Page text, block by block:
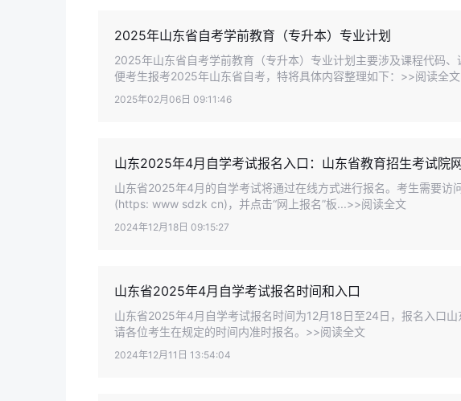
2025年山东省自考学前教育（专升本）专业计划
2025年山东省自考学前教育（专升本）专业计划主要涉及课程代码
便考生报考2025年山东省自考，特将具体内容整理如下：>>阅读全文
2025年02月06日 09:11:46
山东2025年4月自学考试报名入口：山东省教育招生考试院
山东省2025年4月的自学考试将通过在线方式进行报名。考生需要访
(https: www sdzk cn)，并点击“网上报名”板...>>阅读全文
2024年12月18日 09:15:27
山东省2025年4月自学考试报名时间和入口
山东省2025年4月自学考试报名时间为12月18日至24日，报名入口山
请各位考生在规定的时间内准时报名。>>阅读全文
2024年12月11日 13:54:04